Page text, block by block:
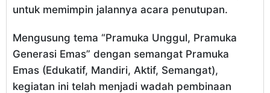
untuk memimpin jalannya acara penutupan.
Mengusung tema “Pramuka Unggul, Pramuka
Generasi Emas” dengan semangat Pramuka
Emas (Edukatif, Mandiri, Aktif, Semangat),
kegiatan ini telah menjadi wadah pembinaan